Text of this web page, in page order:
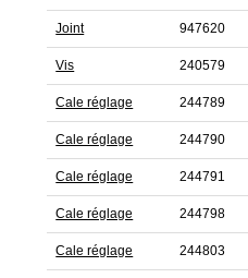
Joint 947620
Vis 240579
Cale réglage 244789
Cale réglage 244790
Cale réglage 244791
Cale réglage 244798
Cale réglage 244803